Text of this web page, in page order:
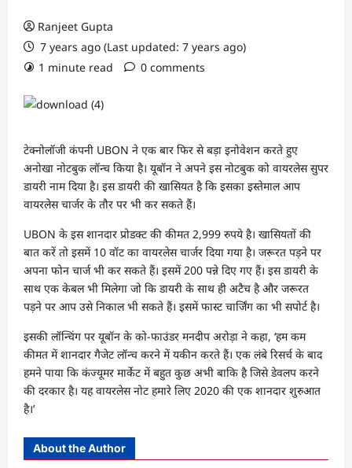
Ranjeet Gupta
7 years ago (Last updated: 7 years ago)
1 minute read
0 comments
टेक्नोलॉजी कंपनी UBON ने एक बार फिर से बड़ा इनोवेशन करते हुए
अनोखा नोटबुक लॉन्च किया है। यूबॉन ने अपने इस नोटबुक को वायरलेस सुपर
डायरी नाम दिया है। इस डायरी की खासियत है कि इसका इस्तेमाल आप
वायरलेस चार्जर के तौर पर भी कर सकते हैं।
UBON के इस शानदार प्रोडक्ट की कीमत 2,999 रुपये है। खासियतों की
बात करें तो इसमें 10 वॉट का वायरलेस चार्जर दिया गया है। जरूरत पड़ने पर
अपना फोन चार्ज भी कर सकते हैं। इसमें 200 पन्ने दिए गए हैं। इस डायरी के
साथ एक केबल भी मिलेगा जो कि डायरी के साथ ही अटैच है और जरूरत
पड़ने पर आप उसे निकाल भी सकते हैं। इसमें फास्ट चार्जिंग का भी सपोर्ट है।
इसकी लॉन्चिंग पर यूबॉन के को-फाउंडर मनदीप अरोड़ा ने कहा, ‘हम कम
कीमत में शानदार गैजेट लॉन्च करने में यकीन करते हैं। एक लंबे रिसर्च के बाद
हमने पाया कि कंज्यूमर मार्केट में बहुत कुछ अभी बाकि है जिसे डेवलप करने
की दरकार है। यह वायरलेस नोट हमारे लिए 2020 की एक शानदार शुरुआत
है।’
About the Author